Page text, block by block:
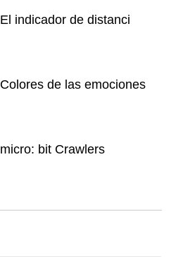
indicador de distanci
de las emociones
bit Crawlers